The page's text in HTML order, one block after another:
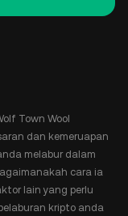
Town Wool
dan kemeruapan
melabur dalam
cara ia
lain yang perlu
kripto anda